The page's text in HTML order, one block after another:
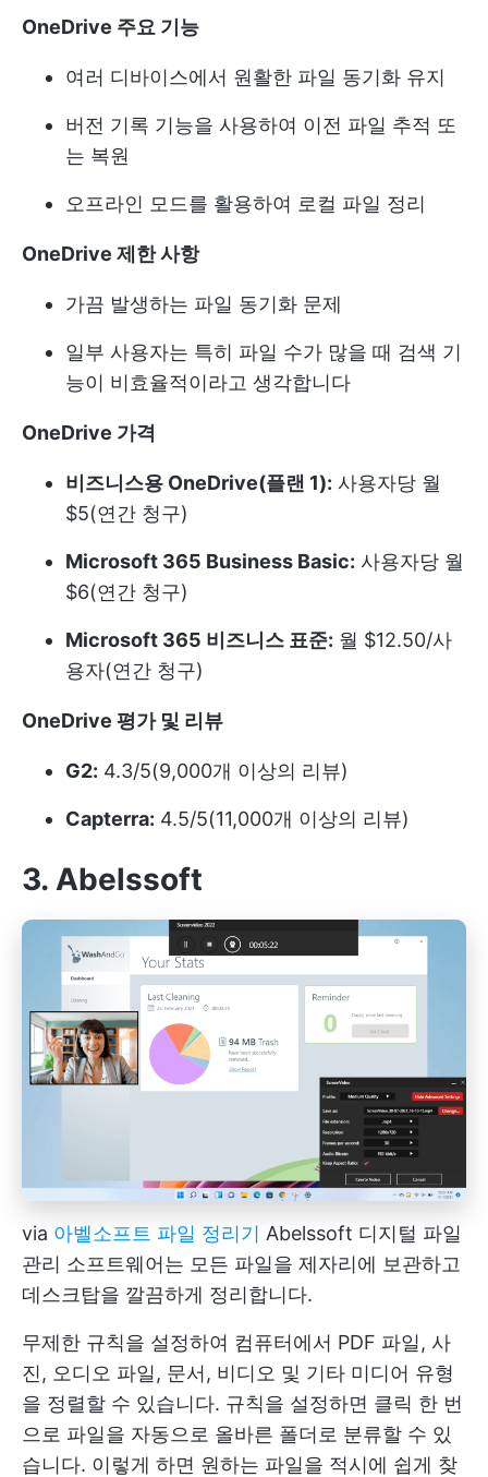
OneDrive 주요 기능
여러 디바이스에서 원활한 파일 동기화 유지
버전 기록 기능을 사용하여 이전 파일 추적 또
는 복원
오프라인 모드를 활용하여 로컬 파일 정리
OneDrive 제한 사항
가끔 발생하는 파일 동기화 문제
일부 사용자는 특히 파일 수가 많을 때 검색 기
능이 비효율적이라고 생각합니다
OneDrive 가격
비즈니스용 OneDrive(플랜 1): 사용자당 월
$5(연간 청구)
Microsoft 365 Business Basic: 사용자당 월
$6(연간 청구)
Microsoft 365 비즈니스 표준: 월 $12.50/사
용자(연간 청구)
OneDrive 평가 및 리뷰
G2: 4.3/5(9,000개 이상의 리뷰)
Capterra: 4.5/5(11,000개 이상의 리뷰)
3. Abelssoft
via 아벨소프트 파일 정리기 Abelssoft 디지털 파일
관리 소프트웨어는 모든 파일을 제자리에 보관하고
데스크탑을 깔끔하게 정리합니다.
무제한 규칙을 설정하여 컴퓨터에서 PDF 파일, 사
진, 오디오 파일, 문서, 비디오 및 기타 미디어 유형
을 정렬할 수 있습니다. 규칙을 설정하면 클릭 한 번
으로 파일을 자동으로 올바른 폴더로 분류할 수 있
습니다. 이렇게 하면 원하는 파일을 적시에 쉽게 찾